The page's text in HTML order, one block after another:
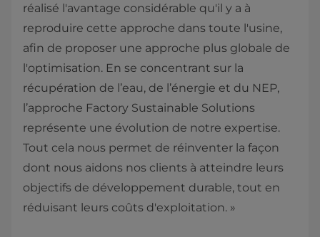
réalisé l'avantage considérable qu'il y a à
reproduire cette approche dans toute l'usine,
afin de proposer une approche plus globale de
l'optimisation. En se concentrant sur la
récupération de l’eau, de l’énergie et du NEP,
l’approche Factory Sustainable Solutions
représente une évolution de notre expertise.
Tout cela nous permet de réinventer la façon
dont nous aidons nos clients à atteindre leurs
objectifs de développement durable, tout en
réduisant leurs coûts d'exploitation. »